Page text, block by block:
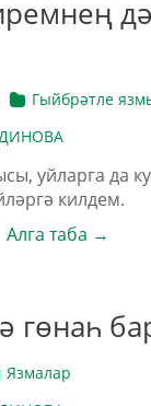
дә
Гыйбрәтле
уйларга да
килдем.
Алга таба →
гөнаһ
Язмалар